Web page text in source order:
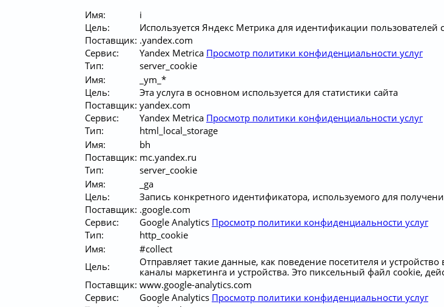
Имя:
i
Цель:
Используется Яндекс Метрика для идентификации пользователей
Поставщик: .yandex.com
Сервис:
Yandex Metrica Просмотр политики конфиденциальности услуг
Тип:
server_cookie
Имя:
_ym_*
Цель:
Эта услуга в основном используется для статистики сайта
Поставщик: yandex.com
Сервис:
Yandex Metrica Просмотр политики конфиденциальности услуг
Тип:
html_local_storage
Имя:
bh
Поставщик: mc.yandex.ru
Тип:
server_cookie
Имя:
_ga
Цель:
Запись конкретного идентификатора, используемого для
Поставщик: .google.com
Сервис:
Google Analytics Просмотр политики конфиденциальности услуг
Тип:
http_cookie
Имя:
#collect
Цель:
Отправляет такие данные, как поведение посетителя и
каналы маркетинга и устройства. Это пиксельный файл cookie,
Поставщик: www.google-analytics.com
Сервис:
Google Analytics Просмотр политики конфиденциальности услуг